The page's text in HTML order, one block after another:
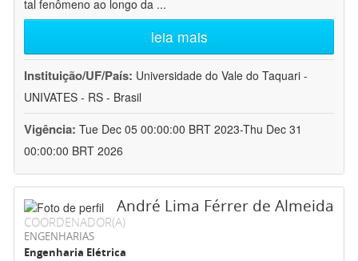
tal fenômeno ao longo da ...
leia mais
Instituição/UF/País: Universidade do Vale do Taquari -
UNIVATES - RS - Brasil
Vigência: Tue Dec 05 00:00:00 BRT 2023-Thu Dec 31
00:00:00 BRT 2026
André Lima Férrer de Almeida
COORDENADOR(A)
ENGENHARIAS
Engenharia Elétrica